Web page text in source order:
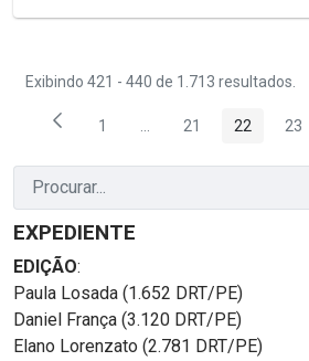
Exibindo 421 - 440 de 1.713 resultados.
Página
1 Páginas intermediárias
Página
21 Página
22 23
EXPEDIENTE
EDIÇÃO:
Paula Losada (1.652 DRT/PE)
Daniel França (3.120 DRT/PE)
Elano Lorenzato (2.781 DRT/PE)